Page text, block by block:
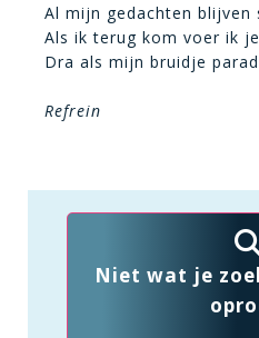
Al mijn gedachten blijven
Als ik terug kom voer ik
Dra als mijn bruidje
Refrein
Niet wat je